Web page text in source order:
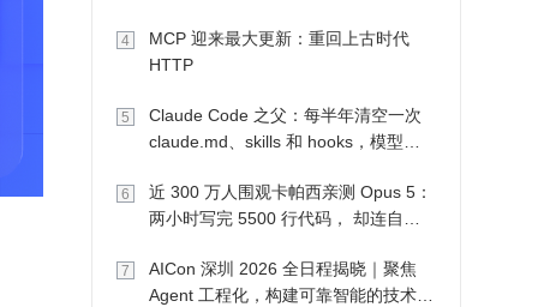
4
MCP 迎来最大更新：重回上古时代
HTTP
5
Claude Code 之父：每半年清空一次
claude.md、skills 和 hooks，模型自
6
近 300 万人围观卡帕西亲测 Opus 5：
两小时写完 5500 行代码， 却连自己
7
AICon 深圳 2026 全日程揭晓｜聚焦
Agent 工程化，构建可靠智能的技术路